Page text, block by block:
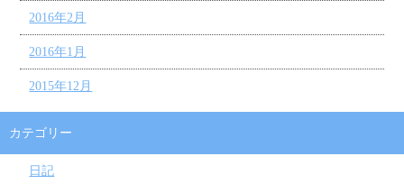
2016年2月
2016年1月
2015年12月
カテゴリー
日記